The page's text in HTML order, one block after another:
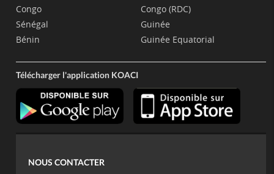
Congo
Sénégal
Bénin
Congo (RDC)
Guinée
Guinée Equatorial
Télécharger l'application KOACI
NOUS CONTACTER